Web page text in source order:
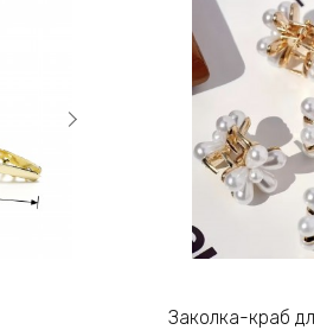
Заколка-краб для волос из металла